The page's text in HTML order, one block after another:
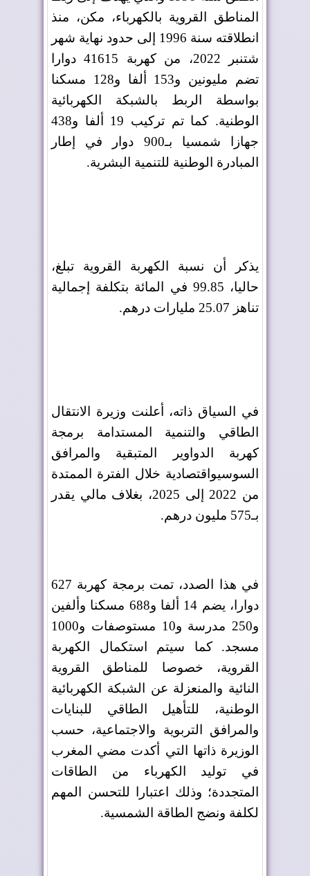
المناطق القروية بالكهرباء، مكن، منذ
انطلاقته سنة 1996 إلى حدود نهاية شهر
شتنبر 2022، من كهربة 41615 دوارا
تضم مليونين و153 ألفا و128 مسكنا
بواسطة الربط بالشبكة الكهربائية
الوطنية. كما تم تركيب 19 ألفا و438
جهازا شمسيا بـ900 دوار في إطار
المبادرة الوطنية للتنمية البشرية.
يذكر أن نسبة الكهربة القروية تبلغ،
حاليا، 99.85 في المائة بتكلفة إجمالية
تناهز 25.07 مليارات درهم
.
في السياق ذاته، أعلنت وزيرة الانتقال
الطاقي والتنمية المستدامة برمجة
كهربة الدواوير المتبقية والمرافق
السوسيواقتصادية خلال الفترة الممتدة
من 2022 إلى 2025، بغلاف مالي يقدر
بـ575 مليون درهم
.
في هذا الصدد، تمت برمجة كهربة 627
دوارا، يضم 14 ألفا و688 مسكنا وألفين
و250 مدرسة و10 مستوصفات و1000
مسجد. كما سيتم استكمال الكهربة
القروية، خصوصا للمناطق القروية
النائية والمنعزلة عن الشبكة الكهربائية
الوطنية، للتأهيل الطاقي للبنايات
والمرافق التربوية والاجتماعية، حسب
الوزيرة ذاتها التي أكدت مضي المغرب
في توليد الكهرباء من الطاقات
المتجددة؛ وذلك اعتبارا للتحسن المهم
لكلفة ونضج الطاقة الشمسية.